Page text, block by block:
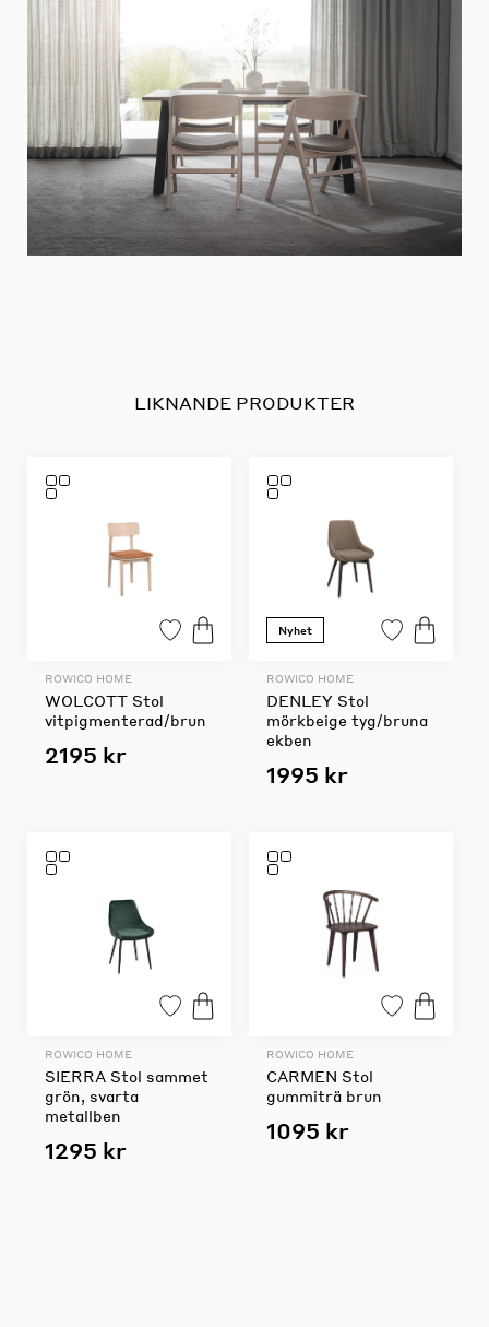
LIKNANDE PRODUKTER
ROWICO HOME
WOLCOTT Stol
vitpigmenterad/brun
2195 kr
Nyhet
ROWICO HOME
DENLEY Stol
mörkbeige tyg/bruna
ekben
1995 kr
ROWICO HOME
SIERRA Stol sammet
grön, svarta
metallben
1295 kr
ROWICO HOME
CARMEN Stol
gummiträ brun
1095 kr